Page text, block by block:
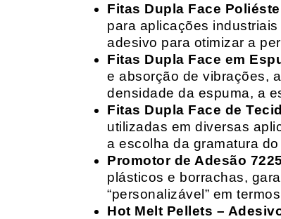
Fitas Dupla Face
para aplicações
adesivo para otimizar a
Fitas Dupla Face em
e absorção de vibrações,
densidade da espuma, a
Fitas Dupla Face de
utilizadas em diversas
a escolha da gramatura
Promotor de Adesão
plásticos e borrachas,
“personalizável” em
Hot Melt Pellets –